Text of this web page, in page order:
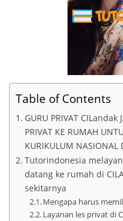
Table of Contents
GURU PRIVAT CILandak
PRIVAT KE RUMAH
KURIKULUM NASIONAL
Tutorindonesia
datang ke rumah di
sekitarnya
Mengapa harus
Layanan les privat di